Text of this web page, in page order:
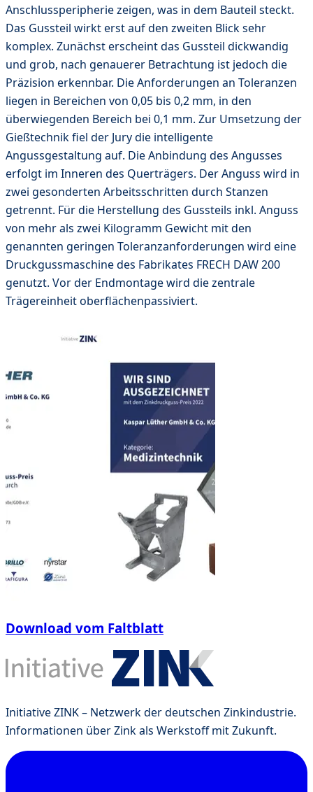
Anschlussperipherie zeigen, was in dem Bauteil steckt.
Das Gussteil wirkt erst auf den zweiten Blick sehr
komplex. Zunächst erscheint das Gussteil dickwandig
und grob, nach genauerer Betrachtung ist jedoch die
Präzision erkennbar. Die Anforderungen an Toleranzen
liegen in Bereichen von 0,05 bis 0,2 mm, in den
überwiegenden Bereich bei 0,1 mm. Zur Umsetzung der
Gießtechnik fiel der Jury die intelligente
Angussgestaltung auf. Die Anbindung des Angusses
erfolgt im Inneren des Querträgers. Der Anguss wird in
zwei gesonderten Arbeitsschritten durch Stanzen
getrennt. Für die Herstellung des Gussteils inkl. Anguss
von mehr als zwei Kilogramm Gewicht mit den
genannten geringen Toleranzanforderungen wird eine
Druckgussmaschine des Fabrikates FRECH DAW 200
genutzt. Vor der Endmontage wird die zentrale
Trägereinheit oberflächenpassiviert.
Download vom Faltblatt
Initiative ZINK – Netzwerk der deutschen Zinkindustrie.
Informationen über Zink als Werkstoff mit Zukunft.